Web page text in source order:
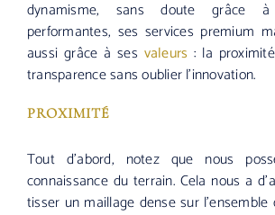
dynamisme, sans doute grâce
performantes, ses services premium
aussi grâce à ses valeurs : la
transparence sans oublier l’innovation.
PROXIMITÉ
Tout d’abord, notez que nous
connaissance du terrain. Cela nous a
tisser un maillage dense sur